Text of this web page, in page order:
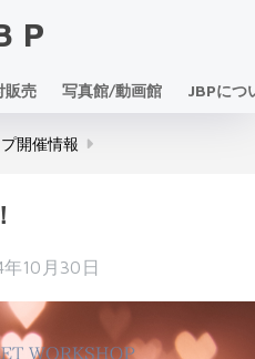
販売 写真館/動画館 JBPにつ
開催情報
10月30日